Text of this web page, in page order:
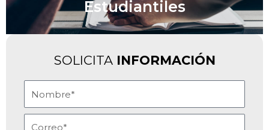
Estudiantiles
SOLICITA INFORMACIÓN